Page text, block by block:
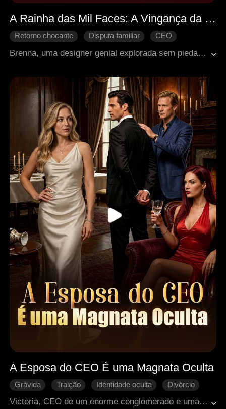
A Rainha das Mil Faces: A Vingança da Gênia
Retorno chocante Disputa familiar
CEO
Brenna, uma designer genial explorada sem piedade por vinte anos pelos pais adotivos, decide deixá-los para trás. Sua família biológica é rica, mas sua prima Rosie parece não estar nada contente em vê-la. Ethan, o homem mais rico da região, propõe uma parceria a ela, que inicialmente inclui um casamento de conveniência. Com suas habilidades em design, medicina, andar a cavalo e até jogos de cartas e apostas, ela consegue enfrentar os desafios e encontrar o amor verdadeiro.
A Esposa do CEO É uma Magnata Oculta
Grávida Traição Identidade oculta
Divórcio
Victoria, CEO de um enorme conglomerado e uma designer brilhante, escondeu quem realmente era por três anos enquanto secretamente apoiava a empresa de seu marido, Brian. Iludido por sua ex-amante, Chloe, Brian interpretava mal as intenções de Victoria e sempre tomava o partido de Chloe, que fingia estar grávida. Victoria, então, revelou ao mundo sua verdadeira identidade, revelando todas as mentiras e armações de Chloe. Brian finalmente abriu os olhos, e juntos decidiram deixar o passado para trás e recomeçar.